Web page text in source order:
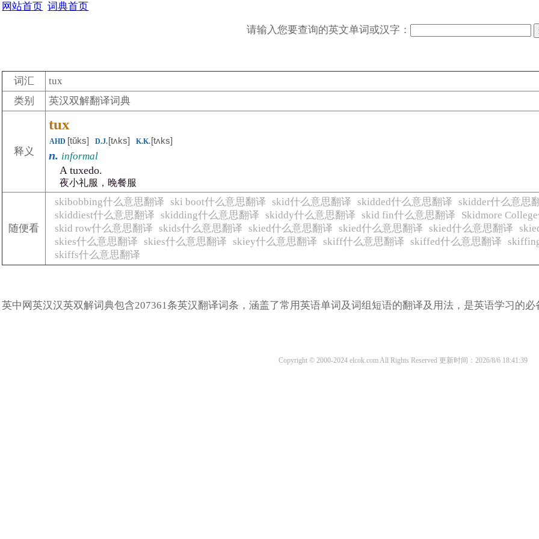
网站首页 词典首页
请输入您要查询的英文单词或汉字：
词汇
tux
类别
英汉双解翻译词典
释义
tux
AHD [tŭks] D.J.[tʌks] K.K.[tʌks]
n. informal
A tuxedo.
夜小礼服，晚餐服
随便看
skibobbing什么意思翻译 ski boot什么意思翻译 skid什么意思翻译 skidded什么意思翻译 skidder什么意思
skiddiest什么意思翻译 skidding什么意思翻译 skiddy什么意思翻译 skid fin什么意思翻译
Skidmore
skid row什么意思翻译 skids什么意思翻译 skied什么意思翻译 skied什么意思翻译 skied什么意思翻译
skies什么意思翻译 skies什么意思翻译 skiey什么意思翻译 skiff什么意思翻译 skiffed什么意思翻译
skiffs什么意思翻译
英中网英汉汉英双解词典包含207361条英汉翻译词条，涵盖了常用英语单词及词组短语的翻译及用法，是英语学习的必
Copyright © 2000-2024 elcok.com All Rights Reserved 更新时间：2026/8/6 18:41:39